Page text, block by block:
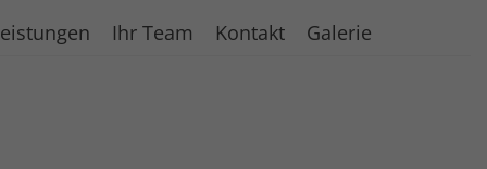
Ihr Team Kontakt Galerie